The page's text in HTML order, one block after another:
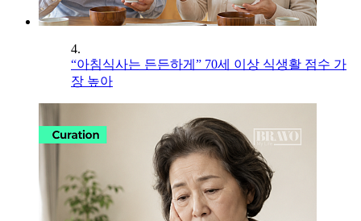
4.
“아침식사는 든든하게” 70세 이상 식생활 점수 가
장 높아